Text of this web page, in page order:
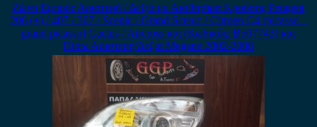
Ζώνη Εμπρός Αριστερή / Δεξιά με Αισθητήρα Κρούσης Peugeot
206 (+) / 407 / 307 / Scenic / Grand Scenic / Citroen C4 (picasso –
grand picasso) Cactus / Aircross και (Κωδικός: B507743) και
Πίσω Αριστερή/Δεξια Megane 2002-2008